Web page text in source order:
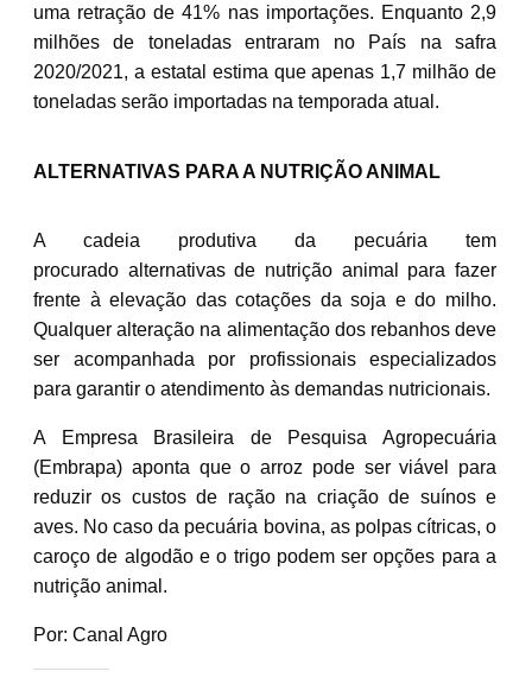
uma retração de 41% nas importações. Enquanto 2,9
milhões de toneladas entraram no País na safra
2020/2021, a estatal estima que apenas 1,7 milhão de
toneladas serão importadas na temporada atual.
ALTERNATIVAS PARA A NUTRIÇÃO ANIMAL
A cadeia produtiva da pecuária tem
procurado alternativas de nutrição animal para fazer
frente à elevação das cotações da soja e do milho.
Qualquer alteração na alimentação dos rebanhos deve
ser acompanhada por profissionais especializados
para garantir o atendimento às demandas nutricionais.
A Empresa Brasileira de Pesquisa Agropecuária
(Embrapa) aponta que o arroz pode ser viável para
reduzir os custos de ração na criação de suínos e
aves. No caso da pecuária bovina, as polpas cítricas, o
caroço de algodão e o trigo podem ser opções para a
nutrição animal.
Por: Canal Agro